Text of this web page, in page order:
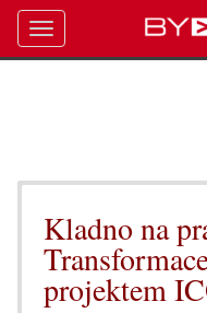
Kladno na
projektem
Toggle
navigation